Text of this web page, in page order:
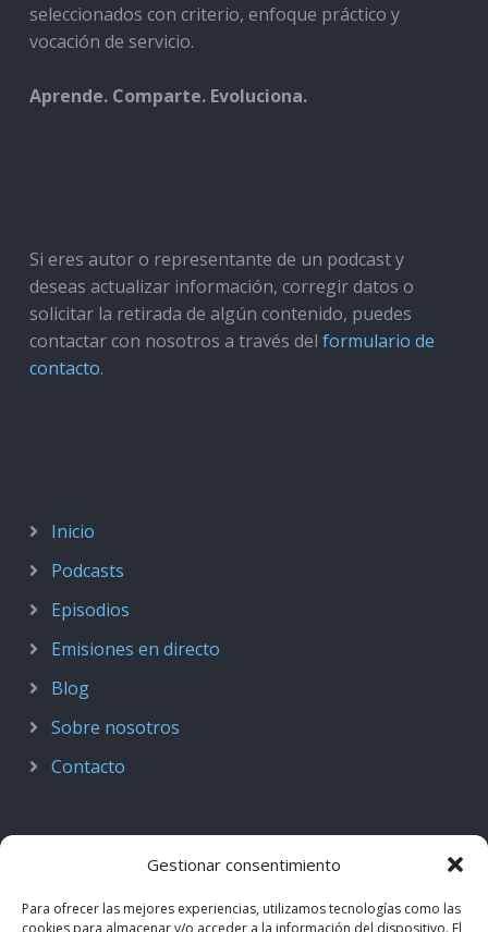
Gestionar consentimiento
Para ofrecer las mejores experiencias, utilizamos tecnologías como las
cookies para almacenar y/o acceder a la información del dispositivo. El
seleccionados con criterio, enfoque práctico y
vocación de servicio.
Aprende. Comparte. Evoluciona.
Si eres autor o representante de un podcast y
deseas actualizar información, corregir datos o
solicitar la retirada de algún contenido, puedes
contactar con nosotros a través del formulario de
contacto.
Inicio
Podcasts
Episodios
Emisiones en directo
Blog
Sobre nosotros
Contacto